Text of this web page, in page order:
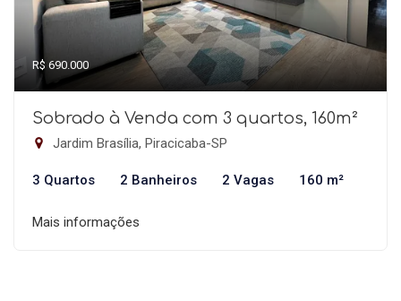
R$ 690.000
Sobrado à Venda com 3 quartos, 160m²
Jardim Brasília, Piracicaba-SP
3 Quartos 2 Banheiros 2 Vagas 160 m²
Mais informações